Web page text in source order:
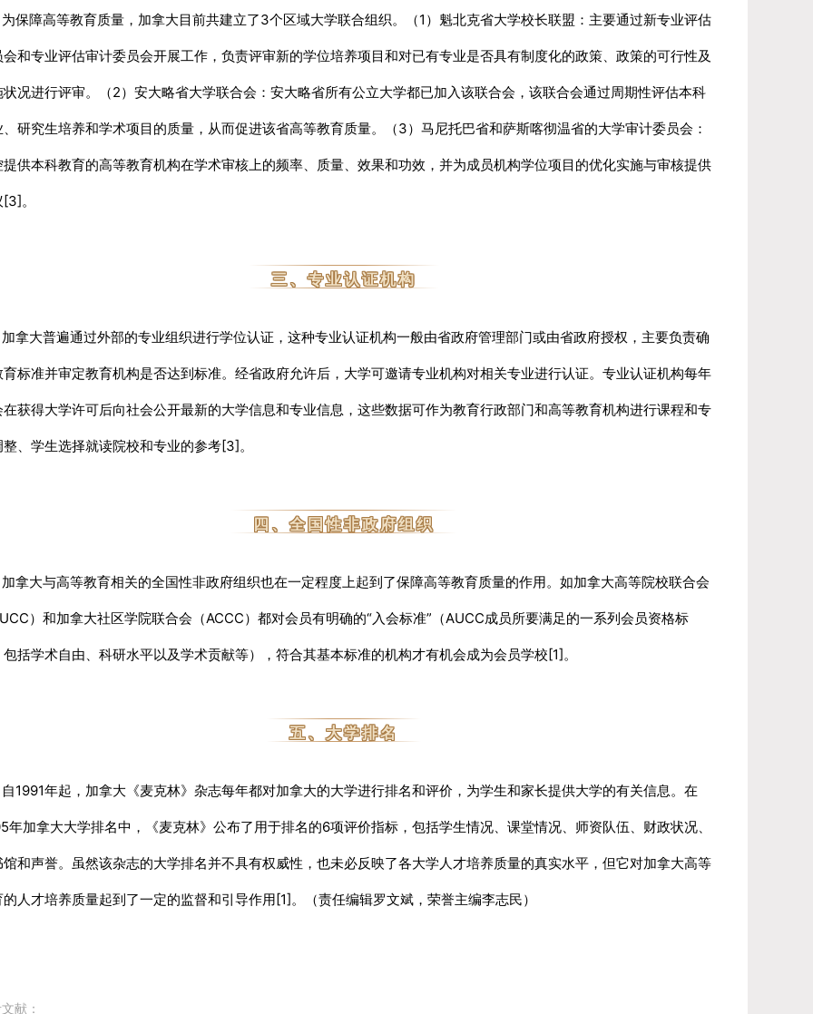
障高等教育质量，加拿大目前共建立了3个区域大学联合组织。 （1）魁北克省大学校长联盟： 主要通过新专业评估
会和专业评估审计委员会开展工作，负责评审新的学位培养项目和对已有专业是否具有制度化的政策、政策的可行性及
况进行评审。 （2）安大略省大学联合会： 安大略省所有公立大学都已加入该联合会，该联合会通过周期性评估本科
研究生培养和学术项目的质量，从而促进该省高等教育质量。 （3）马尼托巴省和萨斯喀彻温省的大学审计委员会：
提供本科教育的高等教育机构在学术审核上的频率、质量、效果和功效，并为成员机构学位项目的优化实施与审核提供
。
三、专业认证机构
大普遍通过外部的专业组织进行学位认证，这种专业认证机构一般由省政府管理部门或由省政府授权，主要负责确
育标准并审定教育机构是否达到标准。 经省政府允许后，大学可邀请专业机构对相关专业进行认证。 专业认证机构每年
在获得大学许可后向社会公开最新的大学信息和专业信息，这些数据可作为教育行政部门和高等教育机构进行课程和专
、学生选择就读院校和专业的参考[3]。
四、全国性非政府组织
大与高等教育相关的全国性非政府组织也在一定程度上起到了保障高等教育质量的作用。 如加拿大高等院校联合会
）和加拿大社区学院联合会（ACCC）都对会员有明确的“入会标准”（AUCC成员所要满足的一系列会员资格标
包括学术自由、科研水平以及学术贡献等），符合其基本标准的机构才有机会成为会员学校[1]。
五、大学排名
年起，加拿大《麦克林》杂志每年都对加拿大的大学进行排名和评价，为学生和家长提供大学的有关信息。 在
年加拿大大学排名中，《麦克林》公布了用于排名的6项评价指标，包括学生情况、课堂情况、师资队伍、财政状况、
和声誉。 虽然该杂志的大学排名并不具有权威性，也未必反映了各大学人才培养质量的真实水平，但它对加拿大高等
人才培养质量起到了一定的监督和引导作用[1]。 （责任编辑罗文斌，荣誉主编李志民）
献：